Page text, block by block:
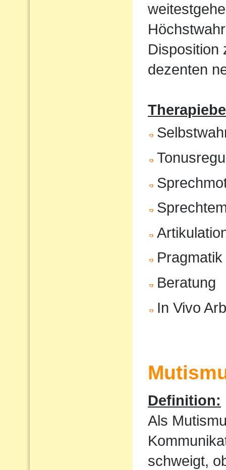
Disposition
dezenten
Pragmatik
Beratung
In Vivo
Definition:
Als
schweigt,